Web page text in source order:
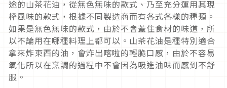
途的山茶花油，從無色無味的款式、乃至充分運用其現
榨風味的款式，根據不同製造商而有各式各樣的種類。
如果是無色無味的款式，由於不會蓋住食材的味道，所
以不論用在哪種料理上都可以。山茶花油是種特別適合
拿來炸東西的油，會炸出喀啦的輕脆口感，由於不容易
氧化所以在烹調的過程中不會因為吸進油味而感到不舒
服。